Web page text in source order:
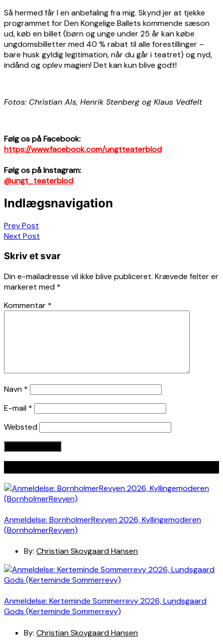
Så hermed får I en anbefaling fra mig. Skynd jer at tjekke
programmet for Den Kongelige Ballets kommende sæson
ud, køb en billet (børn og unge under 25 år kan købe
ungdomsbilletter med 40 % rabat til alle forestillinger –
bare husk gyldig legitimation, når du går i teatret) og nyd,
indånd og oplev magien! Det kan kun blive godt!
Fotos: Christian Als, Henrik Stenberg og Klaus Vedfelt
Følg os på Facebook:
https://www.facebook.com/ungtteaterblod
Følg os på Instagram:
@ungt_teaterblod
Indlægsnavigation
Prev Post
Next Post
Skriv et svar
Din e-mailadresse vil ikke blive publiceret. Krævede felter er
markeret med *
Kommentar *
Navn *
E-mail *
Websted
Anmeldelse: BornholmerRevyen 2026, Kyllingemoderen
(BornholmerRevyen)
By: Christian Skovgaard Hansen
Anmeldelse: Kerteminde Sommerrevy 2026, Lundsgaard
Gods (Kerteminde Sommerrevy)
By: Christian Skovgaard Hansen